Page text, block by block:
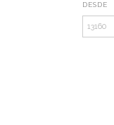
DESDE